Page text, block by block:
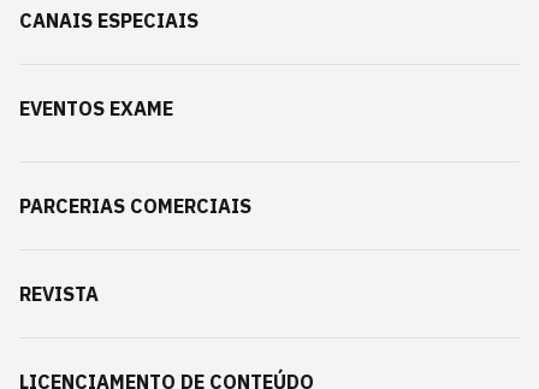
CANAIS ESPECIAIS
EVENTOS EXAME
PARCERIAS COMERCIAIS
REVISTA
LICENCIAMENTO DE CONTEÚDO